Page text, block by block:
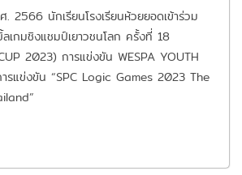
นักเรียนโรงเรียนห้วยยอดเข้าร่วม
เกมชิงแชมป์เยาวชนโลก ครั้งที่ 18
2023) การแข่งขัน WESPA YOUTH
รแข่งขัน “SPC Logic Games 2023 The